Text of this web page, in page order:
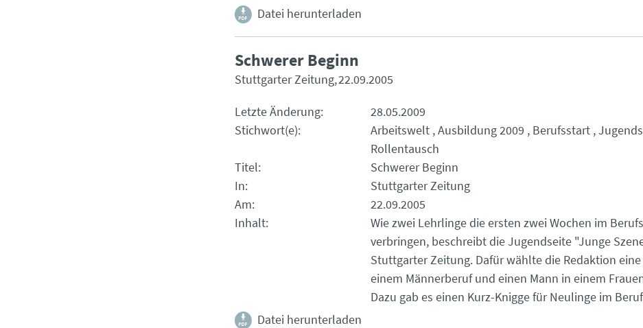
Datei herunterladen
Schwerer Beginn
Stuttgarter Zeitung 22.09.2005
Letzte Änderung
28.05.2009
Stichwort(e)
Arbeitswelt Ausbildung 2009 Berufsstart
Rollentausch
Titel
Schwerer Beginn
In
Stuttgarter Zeitung
Am
22.09.2005
Inhalt
Wie zwei Lehrlinge die ersten zwei Wochen im
verbringen, beschreibt die Jugendseite "Junge
Stuttgarter Zeitung. Dafür wählte die Redaktion eine
einem Männerberuf und einen Mann in einem
Dazu gab es einen Kurz-Knigge für Neulinge im
Datei herunterladen